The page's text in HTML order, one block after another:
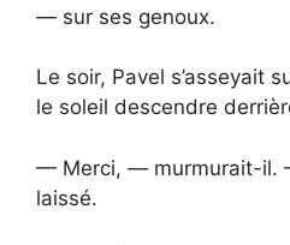
— sur ses genoux.
Le soir, Pavel s’asseyait
le soleil descendre
— Merci, — murmurait-il.
laissé.